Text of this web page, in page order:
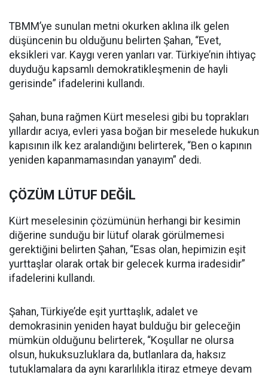
TBMM’ye sunulan metni okurken aklına ilk gelen
düşüncenin bu olduğunu belirten Şahan, “Evet,
eksikleri var. Kaygı veren yanları var. Türkiye’nin ihtiyaç
duyduğu kapsamlı demokratikleşmenin de hayli
gerisinde” ifadelerini kullandı.
Şahan, buna rağmen Kürt meselesi gibi bu toprakları
yıllardır acıya, evleri yasa boğan bir meselede hukukun
kapısının ilk kez aralandığını belirterek, “Ben o kapının
yeniden kapanmamasından yanayım” dedi.
ÇÖZÜM LÜTUF DEĞİL
Kürt meselesinin çözümünün herhangi bir kesimin
diğerine sunduğu bir lütuf olarak görülmemesi
gerektiğini belirten Şahan, “Esas olan, hepimizin eşit
yurttaşlar olarak ortak bir gelecek kurma iradesidir”
ifadelerini kullandı.
Şahan, Türkiye’de eşit yurttaşlık, adalet ve
demokrasinin yeniden hayat bulduğu bir geleceğin
mümkün olduğunu belirterek, “Koşullar ne olursa
olsun, hukuksuzluklara da, butlanlara da, haksız
tutuklamalara da aynı kararlılıkla itiraz etmeye devam